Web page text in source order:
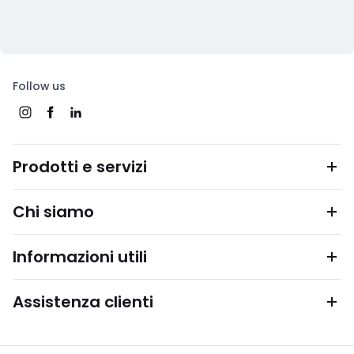
Follow us
Prodotti e servizi
Chi siamo
Informazioni utili
Assistenza clienti